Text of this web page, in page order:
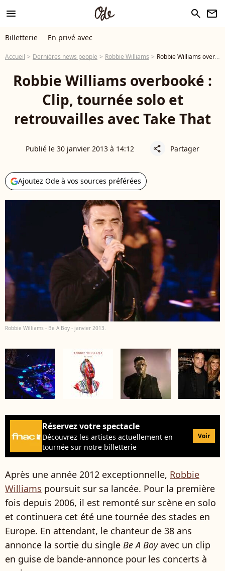
menu search newsletter
Billetterie En privé avec
Accueil Dernières news people Robbie Williams Robbie Williams overbooké : Clip, tournée solo et retrouvailles avec Take That
Robbie Williams overbooké :
Clip, tournée solo et
retrouvailles avec Take That
Publié le 30 janvier 2013 à 14:12 share Partager
Ajoutez Ode à vos sources préférées
Robbie Williams - Be A Boy - janvier 2013.
Réservez votre spectacle
Découvrez les artistes actuellement en
tournée sur notre billetterie
Voir
Après une année 2012 exceptionnelle, Robbie
Williams poursuit sur sa lancée. Pour la première
fois depuis 2006, il est remonté sur scène en solo
et continuera cet été une tournée des stades en
Europe. En attendant, le chanteur de 38 ans
annonce la sortie du single Be A Boyavec un clip
en guise de bande-annonce pour les concerts à